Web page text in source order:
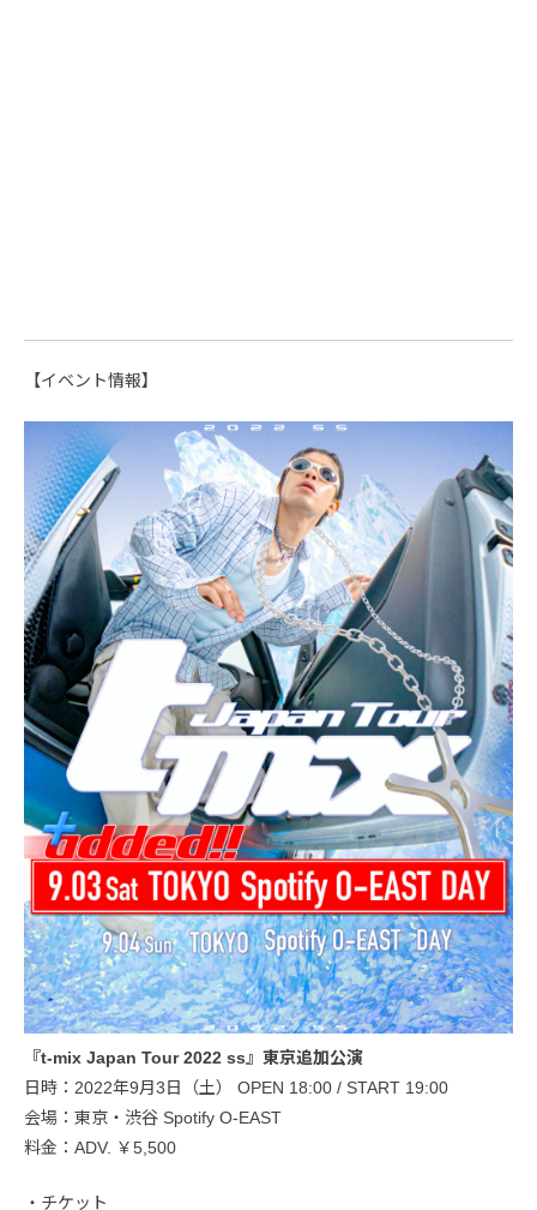
【イベント情報】
『t-mix Japan Tour 2022 ss』東京追加公演
日時：2022年9月3日（土） OPEN 18:00 / START 19:00
会場：東京・渋谷 Spotify O-EAST
料金：ADV. ￥5,500
・チケット